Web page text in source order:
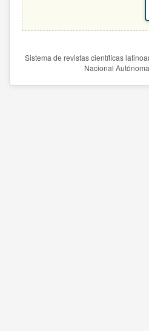
Sistema de revistas científicas
Nacional